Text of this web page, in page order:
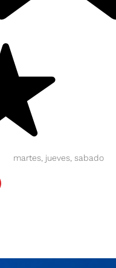
martes, jueves, sabado